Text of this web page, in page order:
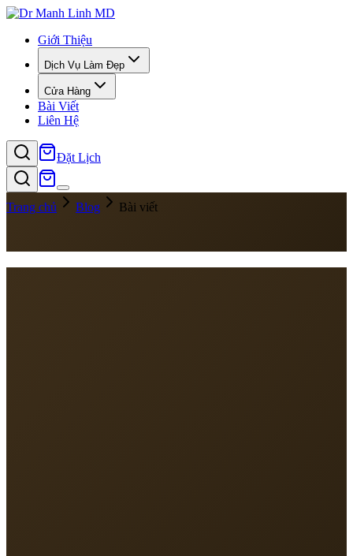
Giới Thiệu
Dịch Vụ Làm Đẹp
Cửa Hàng
Bài Viết
Liên Hệ
Đặt Lịch
Trang chủ Blog Bài viết